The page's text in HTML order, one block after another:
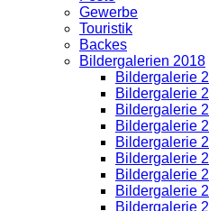
Gewerbe
Touristik
Backes
Bildergalerien 2018
Bildergalerie
Bildergalerie
Bildergalerie
Bildergalerie
Bildergalerie
Bildergalerie
Bildergalerie
Bildergalerie
Bildergalerie